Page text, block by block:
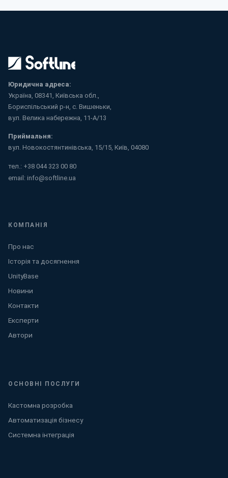
Юридична адреса:
Україна, 08341, Київська обл.,
Бориспільський р-н, с. Вишеньки,
вул. Велика набережна, 11-А/13
Приймальня:
вул. Новокостянтинівська, 15/15, Київ, 04080
тел.: +38 044 323 00 80
email: info@softline.ua
КОМПАНІЯ
Про нас
Історія та досягнення
UnityBase
Новини
Контакти
Експерти
Автори
ОСНОВНІ ПОСЛУГИ
Кастомна розробка
Автоматизація бізнесу
Системна інтеграція